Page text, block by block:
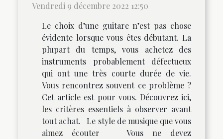
Vendredi 9 décembre 2022 12:50
Le choix d’une guitare n’est pas chose
évidente lorsque vous êtes débutant. La
plupart du temps, vous achetez des
instruments probablement défectueux
qui ont une très courte durée de vie.
Vous rencontrez souvent ce problème ?
Cet article est pour vous. Découvrez ici,
les critères essentiels à observer avant
tout achat. Le style de musique que vous
aimez écouter Vous ne devez